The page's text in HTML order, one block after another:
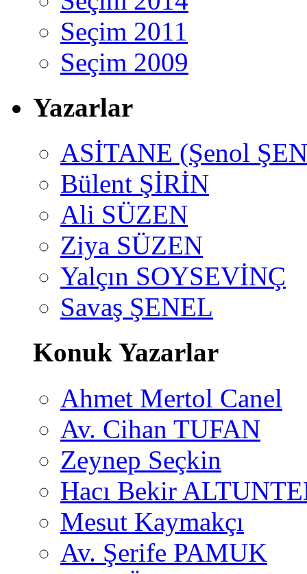
Seçim 2011
Seçim 2009
Yazarlar
ASİTANE (Şenol
Bülent ŞİRİN
Ali SÜZEN
Ziya SÜZEN
Yalçın SOYSEVİNÇ
Savaş ŞENEL
Konuk Yazarlar
Ahmet Mertol Canel
Av. Cihan TUFAN
Zeynep Seçkin
Hacı Bekir
Mesut Kaymakçı
Av. Şerife PAMUK